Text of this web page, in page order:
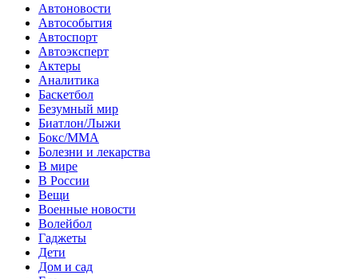
Автоновости
Автособытия
Автоспорт
Автоэксперт
Актеры
Аналитика
Баскетбол
Безумный мир
Биатлон/Лыжи
Бокс/MMA
Болезни и лекарства
В мире
В России
Вещи
Военные новости
Волейбол
Гаджеты
Дети
Дом и сад